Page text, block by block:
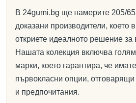
В 24gumi.bg ще намерите 205/
доказани производители, което
откриете идеалното решение
Нашата колекция включва
марки, което гарантира, че
първокласни опции,
и предпочитания.